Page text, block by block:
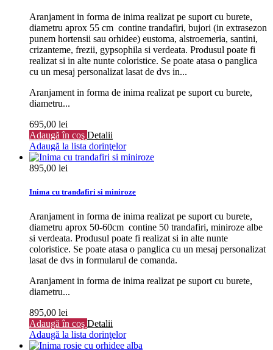
Aranjament in forma de inima realizat pe suport cu burete,
diametru aprox 55 cm contine trandafiri, bujori (in extrasezon
punem hortensii sau orhidee) eustoma, alstroemeria, santini,
crizanteme, frezii, gypsophila si verdeata. Produsul poate fi
realizat si in alte nunte coloristice. Se poate atasa o panglica
cu un mesaj personalizat lasat de dvs in...
Aranjament in forma de inima realizat pe suport cu burete,
diametru...
695,00 lei
Adaugă în coş Detalii
Adaugă la lista dorinţelor
895,00 lei
Inima cu trandafiri si miniroze
Aranjament in forma de inima realizat pe suport cu burete,
diametru aprox 50-60cm contine 50 trandafiri, miniroze albe
si verdeata. Produsul poate fi realizat si in alte nunte
coloristice. Se poate atasa o panglica cu un mesaj personalizat
lasat de dvs in formularul de comanda.
Aranjament in forma de inima realizat pe suport cu burete,
diametru...
895,00 lei
Adaugă în coş Detalii
Adaugă la lista dorinţelor